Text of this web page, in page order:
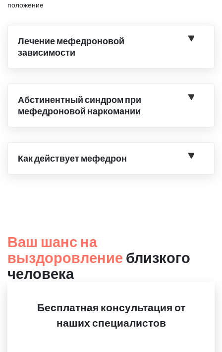
положение
Лечение мефедроновой
зависимости
Абстинентный синдром при
мефедроновой наркомании
Как действует мефедрон
Ваш шанс на
выздоровление близкого
человека
Бесплатная консультация от
наших специалистов